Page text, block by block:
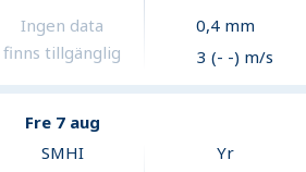
Ingen data
finns tillgänglig
0,4mm
3 (- -) m/s
Fre 7 aug
SMHI Yr